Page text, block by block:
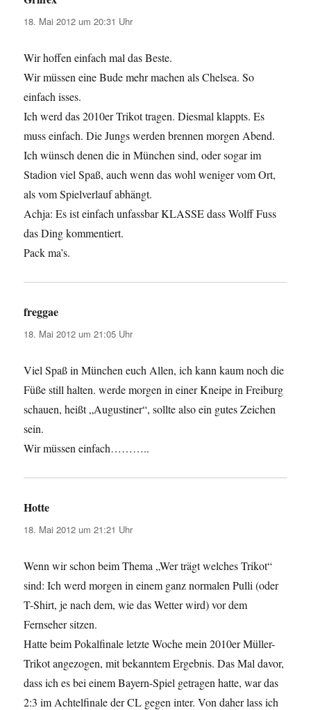
18. Mai 2012 um 20:31 Uhr
Wir hoffen einfach mal das Beste.
Wir müssen eine Bude mehr machen als Chelsea. So
einfach isses.
Ich werd das 2010er Trikot tragen. Diesmal klappts. Es
muss einfach. Die Jungs werden brennen morgen Abend.
Ich wünsch denen die in München sind, oder sogar im
Stadion viel Spaß, auch wenn das wohl weniger vom Ort,
als vom Spielverlauf abhängt.
Achja: Es ist einfach unfassbar KLASSE dass Wolff Fuss
das Ding kommentiert.
Pack ma’s.
freggae
18. Mai 2012 um 21:05 Uhr
Viel Spaß in München euch Allen, ich kann kaum noch die
Füße still halten. werde morgen in einer Kneipe in Freiburg
schauen, heißt „Augustiner“, sollte also ein gutes Zeichen
sein.
Wir müssen einfach………..
Hotte
18. Mai 2012 um 21:21 Uhr
Wenn wir schon beim Thema „Wer trägt welches Trikot“
sind: Ich werd morgen in einem ganz normalen Pulli (oder
T-Shirt, je nach dem, wie das Wetter wird) vor dem
Fernseher sitzen.
Hatte beim Pokalfinale letzte Woche mein 2010er Müller-
Trikot angezogen, mit bekanntem Ergebnis. Das Mal davor,
dass ich es bei einem Bayern-Spiel getragen hatte, war das
2:3 im Achtelfinale der CL gegen inter. Von daher lass ich